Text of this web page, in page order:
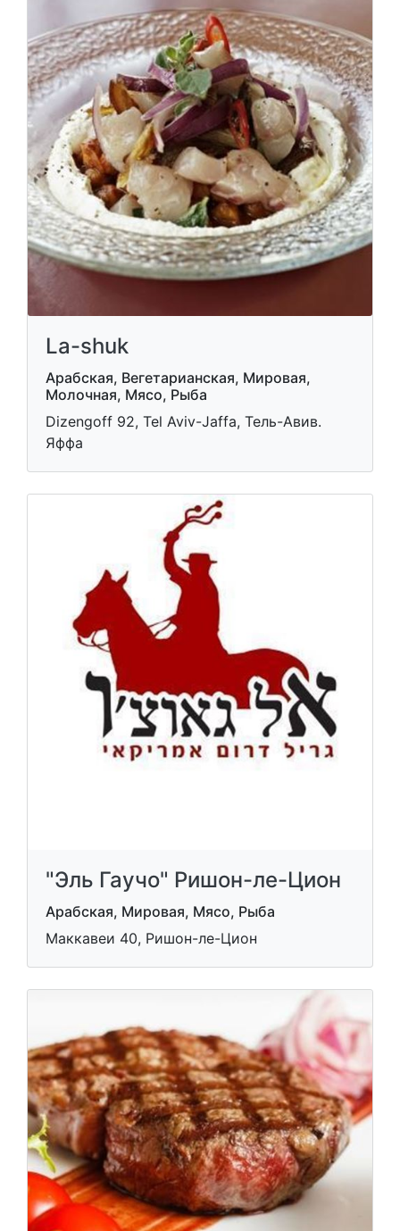
La-shuk
Арабская, Вегетарианская, Мировая,
Молочная, Мясо, Рыба
Dizengoff 92, Tel Aviv-Jaffa, Тель-Авив.
Яффа
"Эль Гаучо" Ришон-ле-Цион
Арабская, Мировая, Мясо, Рыба
Маккавеи 40, Ришон-ле-Цион